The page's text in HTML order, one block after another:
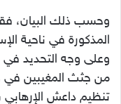
وحسب ذلك البيان،
المذكورة في ناحية
وعلى وجه التحديد
من جثث المغيبين في
تنظيم داعش الإرهابي سنة